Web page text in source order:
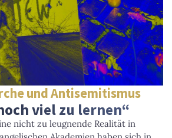
und Antisemitismus
viel zu lernen“
nicht zu leugnende Realität in